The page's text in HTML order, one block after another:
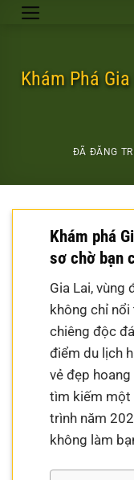
Chuyển
dungKhám Phá
ĐÃ ĐĂNG
Khám phá
sơ chờ bạn
Gia Lai, vùng
không chỉ
chiêng độc
điểm du lịch
vẻ đẹp
tìm kiếm một
trình năm
không làm